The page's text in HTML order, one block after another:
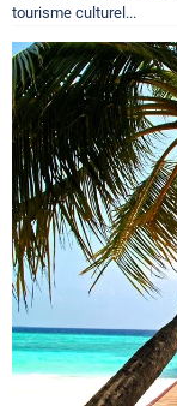
tourisme culturel...